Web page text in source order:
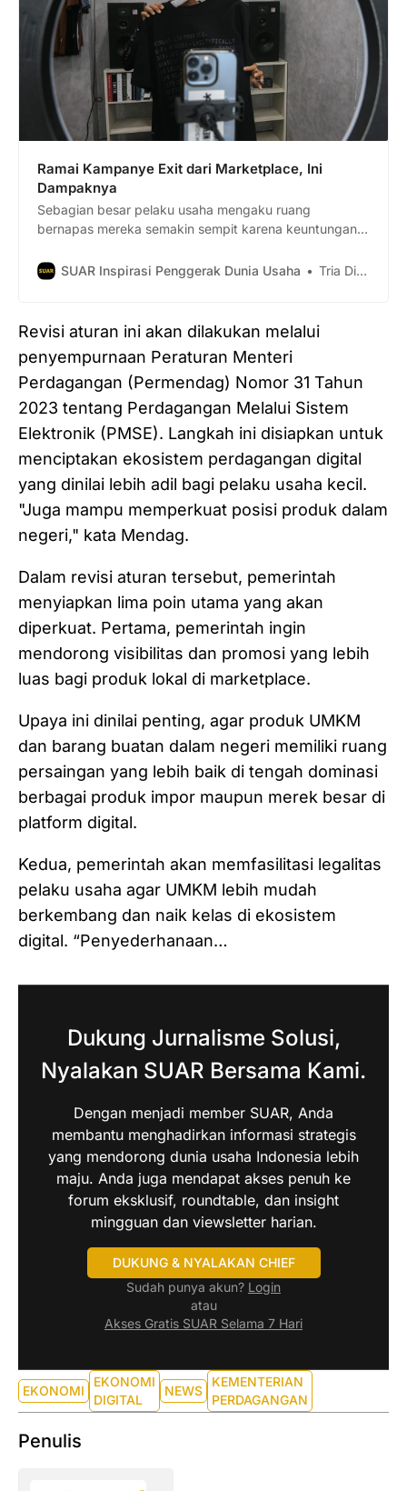
Ramai Kampanye Exit dari Marketplace, Ini
Dampaknya
Sebagian besar pelaku usaha mengaku ruang
bernapas mereka semakin sempit karena keuntungan
SUAR Inspirasi Penggerak Dunia Usaha
Tria Dianti
Revisi aturan ini akan dilakukan melalui
penyempurnaan Peraturan Menteri
Perdagangan (Permendag) Nomor 31 Tahun
2023 tentang Perdagangan Melalui Sistem
Elektronik (PMSE). Langkah ini disiapkan untuk
menciptakan ekosistem perdagangan digital
yang dinilai lebih adil bagi pelaku usaha kecil.
"Juga mampu memperkuat posisi produk dalam
negeri," kata Mendag.
Dalam revisi aturan tersebut, pemerintah
menyiapkan lima poin utama yang akan
diperkuat. Pertama, pemerintah ingin
mendorong visibilitas dan promosi yang lebih
luas bagi produk lokal di marketplace.
Upaya ini dinilai penting, agar produk UMKM
dan barang buatan dalam negeri memiliki ruang
persaingan yang lebih baik di tengah dominasi
berbagai produk impor maupun merek besar di
platform digital.
Kedua, pemerintah akan memfasilitasi legalitas
pelaku usaha agar UMKM lebih mudah
berkembang dan naik kelas di ekosistem
digital. “Penyederhanaan…
Dukung Jurnalisme Solusi,
Nyalakan SUAR Bersama Kami.
Dengan menjadi member SUAR, Anda
membantu menghadirkan informasi strategis
yang mendorong dunia usaha Indonesia lebih
maju. Anda juga mendapat akses penuh ke
forum eksklusif, roundtable, dan insight
mingguan dan viewsletter harian.
DUKUNG & NYALAKAN CHIEF
Sudah punya akun? Login
atau
Akses Gratis SUAR Selama 7 Hari
EKONOMI
EKONOMI
DIGITAL
NEWS
KEMENTERIAN
PERDAGANGAN
Penulis